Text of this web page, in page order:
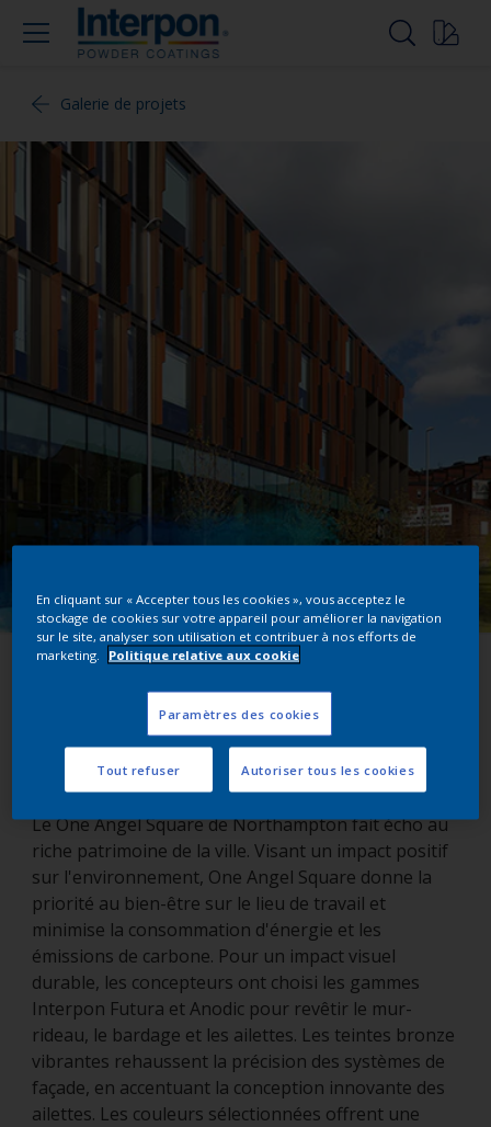
Galerie de projets
One Angel Square
Northampton, Royaume-Uni
Le One Angel Square de Northampton fait écho au
riche patrimoine de la ville. Visant un impact positif
sur l'environnement, One Angel Square donne la
priorité au bien-être sur le lieu de travail et
minimise la consommation d'énergie et les
émissions de carbone. Pour un impact visuel
durable, les concepteurs ont choisi les gammes
Interpon Futura et Anodic pour revêtir le mur-
rideau, le bardage et les ailettes. Les teintes bronze
vibrantes rehaussent la précision des systèmes de
façade, en accentuant la conception innovante des
ailettes. Les couleurs sélectionnées offrent une
En cliquant sur « Accepter tous les cookies », vous acceptez le
stockage de cookies sur votre appareil pour améliorer la navigation
sur le site, analyser son utilisation et contribuer à nos efforts de
marketing.
Politique relative aux cookie
Paramètres des cookies
Tout refuser Autoriser tous les cookies